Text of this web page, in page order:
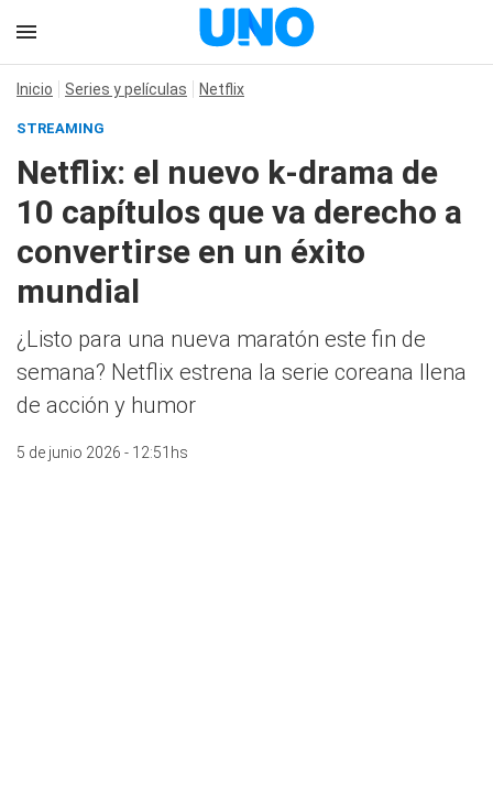
Inicio Series y películas Netflix
STREAMING
Netflix: el nuevo k-drama de
10 capítulos que va derecho a
convertirse en un éxito
mundial
¿Listo para una nueva maratón este fin de
semana? Netflix estrena la serie coreana llena
de acción y humor
5 de junio 2026 - 12:51hs